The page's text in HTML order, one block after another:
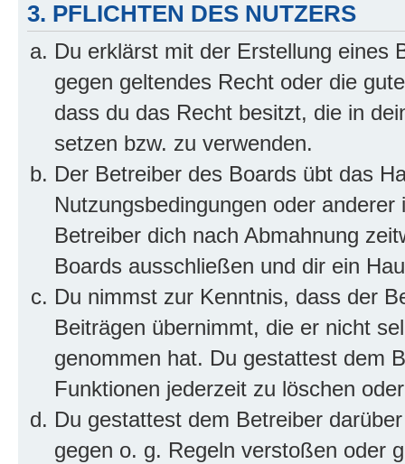
3. PFLICHTEN DES NUTZERS
Du erklärst mit der Erstellung eines
gegen geltendes Recht oder die
dass du das Recht besitzt, die in
setzen bzw. zu verwenden.
Der Betreiber des Boards übt das
Nutzungsbedingungen oder
Betreiber dich nach Abmahnung
Boards ausschließen und dir ein
Du nimmst zur Kenntnis, dass der
Beiträgen übernimmt, die er nicht
genommen hat. Du gestattest dem
Funktionen jederzeit zu löschen
Du gestattest dem Betreiber
gegen o. g. Regeln verstoßen oder